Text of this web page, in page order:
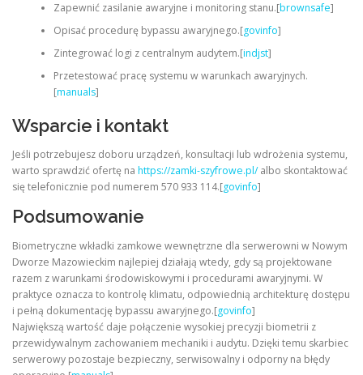
Zapewnić zasilanie awaryjne i monitoring stanu.[brownsafe]
Opisać procedurę bypassu awaryjnego.[govinfo]
Zintegrować logi z centralnym audytem.[indjst]
Przetestować pracę systemu w warunkach awaryjnych.
[manuals]
Wsparcie i kontakt
Jeśli potrzebujesz doboru urządzeń, konsultacji lub wdrożenia systemu,
warto sprawdzić ofertę na https://zamki-szyfrowe.pl/albo skontaktować
się telefonicznie pod numerem 570 933 114.[govinfo]
Podsumowanie
Biometryczne wkładki zamkowe wewnętrzne dla serwerowni w Nowym
Dworze Mazowieckim najlepiej działają wtedy, gdy są projektowane
razem z warunkami środowiskowymi i procedurami awaryjnymi. W
praktyce oznacza to kontrolę klimatu, odpowiednią architekturę dostępu
i pełną dokumentację bypassu awaryjnego.[govinfo]
Największą wartość daje połączenie wysokiej precyzji biometrii z
przewidywalnym zachowaniem mechaniki i audytu. Dzięki temu skarbiec
serwerowy pozostaje bezpieczny, serwisowalny i odporny na błędy